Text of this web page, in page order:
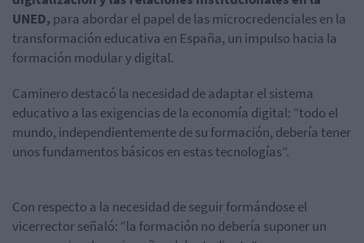
UNED, para abordar el papel de las microcredenciales en la
transformación educativa en España, un impulso hacia la
formación modular y digital.
Caminero destacó la necesidad de adaptar el sistema
educativo a las exigencias de la economía digital: “todo el
mundo, independientemente de su formación, debería tener
unos fundamentos básicos en estas tecnologías”.
Con respecto a la necesidad de seguir formándose el
vicerrector señaló: “la formación no debería suponer un